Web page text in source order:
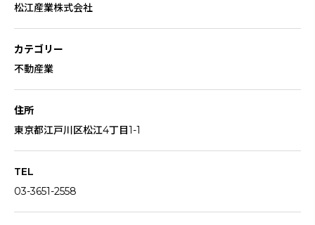
松江産業株式会社
カテゴリー
不動産業
住所
東京都江戸川区松江4丁目1-1
TEL
03-3651-2558